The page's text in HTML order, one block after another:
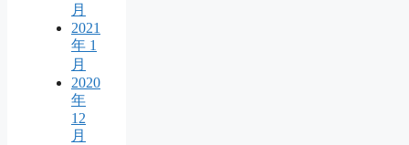
月
2021
年 1
月
2020
年
12
月